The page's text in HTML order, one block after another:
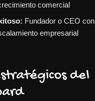
comercial
Fundador o CEO con
empresarial
del